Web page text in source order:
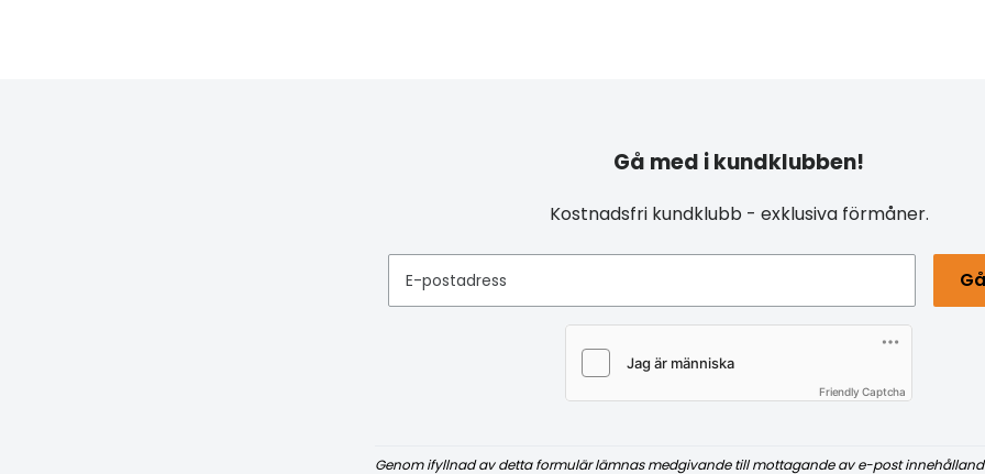
Gå med i kundklubben!
Kostnadsfri kundklubb - exklusiva förmåner.
E-postadress
Friendly Captcha
Genom ifyllnad av detta formulär lämnas medgivande till mottagande av e-post